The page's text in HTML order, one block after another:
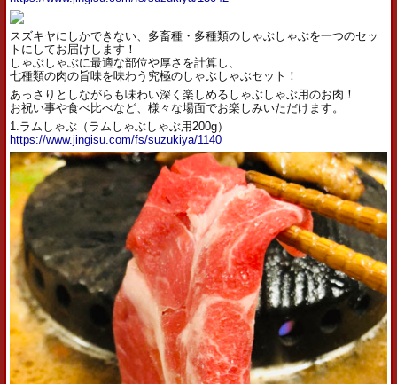
スズキヤにしかできない、多畜種・多種類のしゃぶしゃぶを一つのセッ
トにしてお届けします！
しゃぶしゃぶに最適な部位や厚さを計算し、
七種類の肉の旨味を味わう究極のしゃぶしゃぶセット！
あっさりとしながらも味わい深く楽しめるしゃぶしゃぶ用のお肉！
お祝い事や食べ比べなど、様々な場面でお楽しみいただけます。
1.ラムしゃぶ（ラムしゃぶしゃぶ用200g）
https://www.jingisu.com/fs/suzukiya/1140